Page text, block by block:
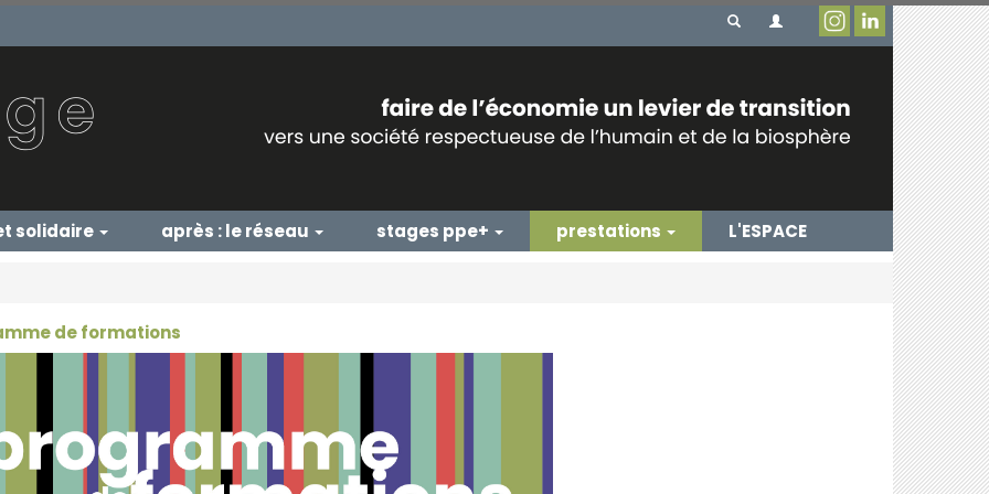
solidaire après : le réseau stages ppe+ prestations L'ESPACE
de formations